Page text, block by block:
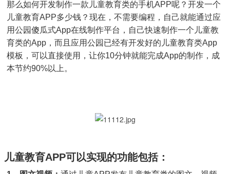
那么如何开发制作一款儿童教育类的手机APP呢？开发一个
儿童教育APP多少钱？现在，不需要编程，自己就能通过应
用公园傻瓜式App在线制作平台，自己快速制作一个儿童教
育类的App，而且应用公园已经有开发好的儿童教育类App
模板，可以直接使用，让你10分钟就能完成App的制作，成
本节约90%以上。
儿童教育APP可以实现的功能包括：